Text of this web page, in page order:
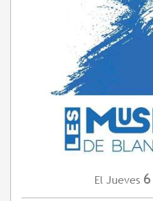
El Jueves 6